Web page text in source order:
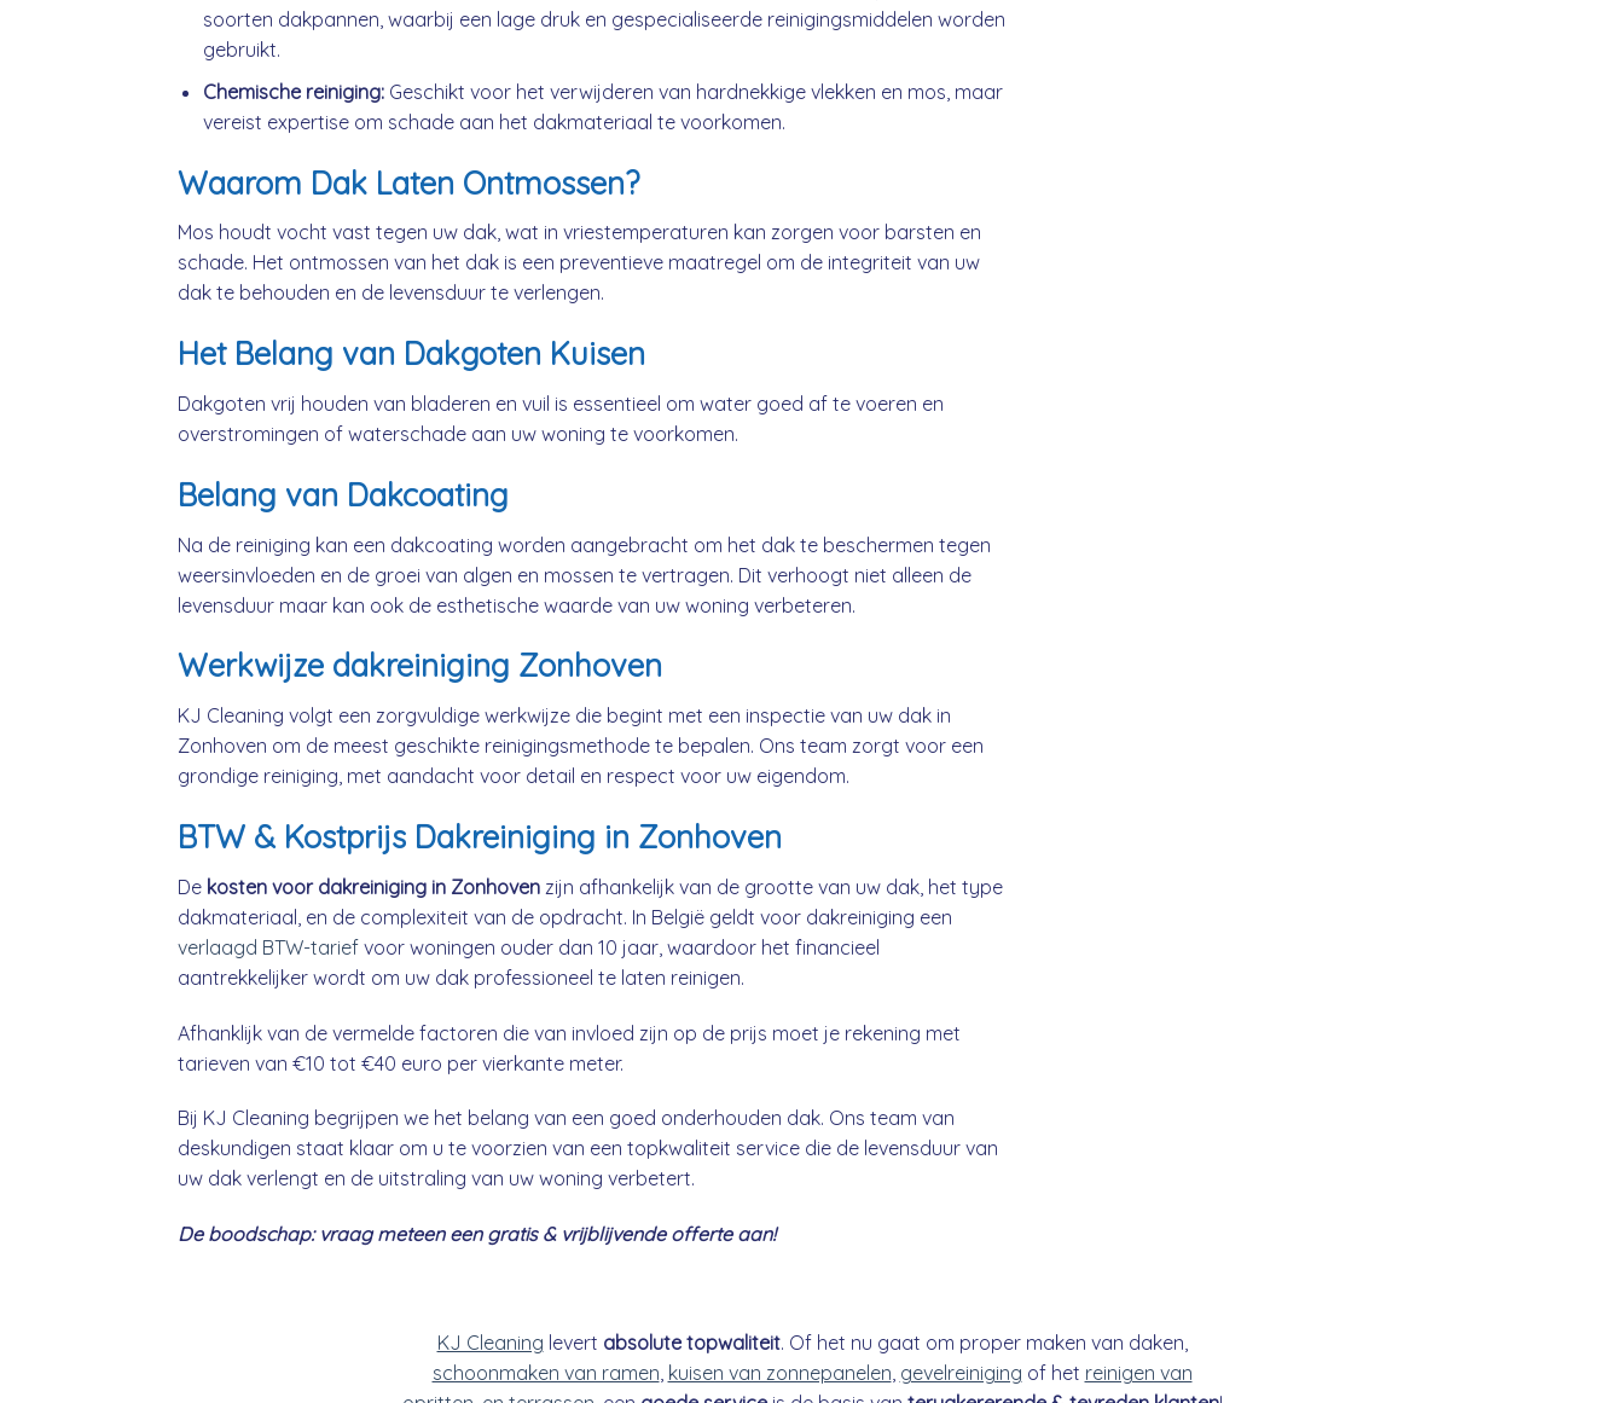
soorten dakpannen, waarbij een lage druk en gespecialiseerde reinigingsmiddelen worden
gebruikt.
Chemische reiniging:Geschikt voor het verwijderen van hardnekkige vlekken en mos, maar
vereist expertise om schade aan het dakmateriaal te voorkomen.
Waarom Dak Laten Ontmossen?
Mos houdt vocht vast tegen uw dak, wat in vriestemperaturen kan zorgen voor barsten en
schade. Het ontmossen van het dak is een preventieve maatregel om de integriteit van uw
dak te behouden en de levensduur te verlengen.
Het Belang van Dakgoten Kuisen
Dakgoten vrij houden van bladeren en vuil is essentieel om water goed af te voeren en
overstromingen of waterschade aan uw woning te voorkomen.
Belang van Dakcoating
Na de reiniging kan een dakcoating worden aangebracht om het dak te beschermen tegen
weersinvloeden en de groei van algen en mossen te vertragen. Dit verhoogt niet alleen de
levensduur maar kan ook de esthetische waarde van uw woning verbeteren.
Werkwijze dakreiniging Zonhoven
KJ Cleaning volgt een zorgvuldige werkwijze die begint met een inspectie van uw dak in
Zonhoven om de meest geschikte reinigingsmethode te bepalen. Ons team zorgt voor een
grondige reiniging, met aandacht voor detail en respect voor uw eigendom.
BTW & Kostprijs Dakreiniging in Zonhoven
De kosten voor dakreiniging in Zonhoven zijn afhankelijk van de grootte van uw dak, het type
dakmateriaal, en de complexiteit van de opdracht. In België geldt voor dakreiniging een
verlaagd BTW-tarief voor woningen ouder dan 10 jaar, waardoor het financieel
aantrekkelijker wordt om uw dak professioneel te laten reinigen.
Afhanklijk van de vermelde factoren die van invloed zijn op de prijs moet je rekening met
tarieven van €10 tot €40 euro per vierkante meter.
Bij KJ Cleaning begrijpen we het belang van een goed onderhouden dak. Ons team van
deskundigen staat klaar om u te voorzien van een topkwaliteit service die de levensduur van
uw dak verlengt en de uitstraling van uw woning verbetert.
De boodschap: vraag meteen een gratis & vrijblijvende offerte aan!
KJ Cleaning levert absolute topwaliteit. Of het nu gaat om proper maken van daken,
schoonmaken van ramen, kuisen van zonnepanelen, gevelreiniging of het reinigen van